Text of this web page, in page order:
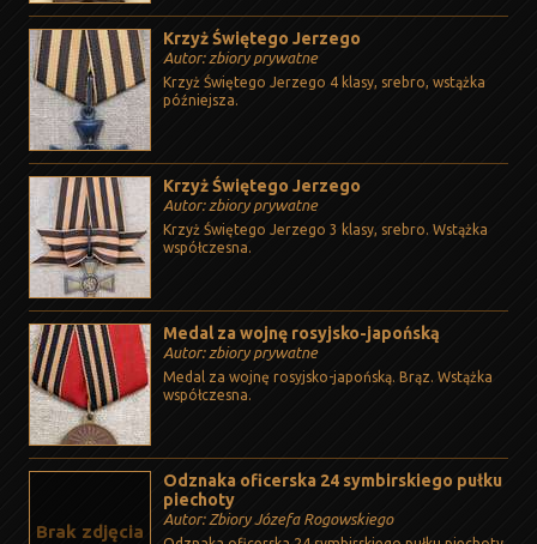
Krzyż Świętego Jerzego
Autor: zbiory prywatne
Krzyż Świętego Jerzego 4 klasy, srebro, wstążka
późniejsza.
Krzyż Świętego Jerzego
Autor: zbiory prywatne
Krzyż Świętego Jerzego 3 klasy, srebro. Wstążka
współczesna.
Medal za wojnę rosyjsko-japońską
Autor: zbiory prywatne
Medal za wojnę rosyjsko-japońską. Brąz. Wstążka
współczesna.
Brak zdjęcia
Odznaka oficerska 24 symbirskiego pułku
piechoty
Autor: Zbiory Józefa Rogowskiego